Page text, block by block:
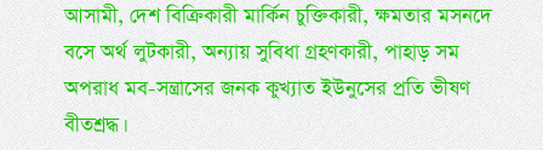
আসামী, দেশ বিক্রিকারী মার্কিন চুক্তিকারী, ক্ষমতার মসনদে
বসে অর্থ লুটকারী, অন্যায় সুবিধা গ্রহণকারী, পাহাড় সম
অপরাধ মব-সন্ত্রাসের জনক কুখ্যাত ইউনুসের প্রতি ভীষণ
বীতশ্রদ্ধ।